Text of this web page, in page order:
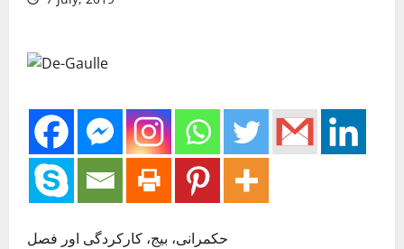
حکمرانی، بیج، کارکردگی اور فصل